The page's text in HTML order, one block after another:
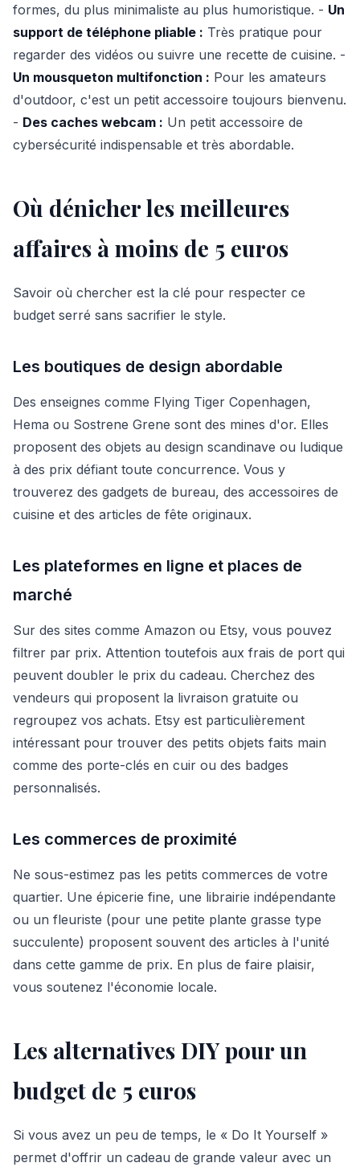
formes, du plus minimaliste au plus humoristique. - Un
support de téléphone pliable : Très pratique pour
regarder des vidéos ou suivre une recette de cuisine. -
Un mousqueton multifonction : Pour les amateurs
d'outdoor, c'est un petit accessoire toujours bienvenu.
- Des caches webcam : Un petit accessoire de
cybersécurité indispensable et très abordable.
Où dénicher les meilleures
affaires à moins de 5 euros
Savoir où chercher est la clé pour respecter ce
budget serré sans sacrifier le style.
Les boutiques de design abordable
Des enseignes comme Flying Tiger Copenhagen,
Hema ou Sostrene Grene sont des mines d'or. Elles
proposent des objets au design scandinave ou ludique
à des prix défiant toute concurrence. Vous y
trouverez des gadgets de bureau, des accessoires de
cuisine et des articles de fête originaux.
Les plateformes en ligne et places de
marché
Sur des sites comme Amazon ou Etsy, vous pouvez
filtrer par prix. Attention toutefois aux frais de port qui
peuvent doubler le prix du cadeau. Cherchez des
vendeurs qui proposent la livraison gratuite ou
regroupez vos achats. Etsy est particulièrement
intéressant pour trouver des petits objets faits main
comme des porte-clés en cuir ou des badges
personnalisés.
Les commerces de proximité
Ne sous-estimez pas les petits commerces de votre
quartier. Une épicerie fine, une librairie indépendante
ou un fleuriste (pour une petite plante grasse type
succulente) proposent souvent des articles à l'unité
dans cette gamme de prix. En plus de faire plaisir,
vous soutenez l'économie locale.
Les alternatives DIY pour un
budget de 5 euros
Si vous avez un peu de temps, le « Do It Yourself »
permet d'offrir un cadeau de grande valeur avec un